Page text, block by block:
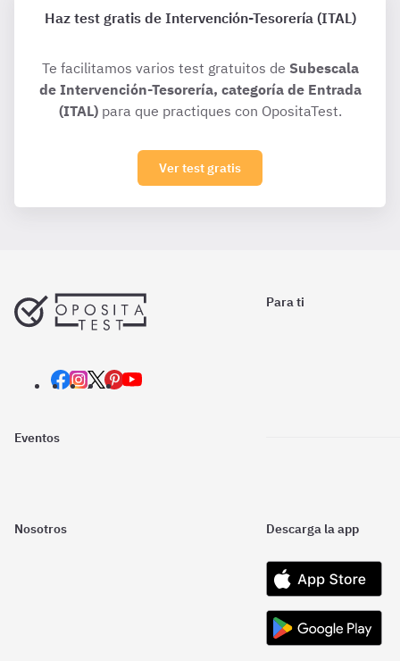
Haz test gratis de Intervención-Tesorería (ITAL)
Te facilitamos varios test gratuitos de Subescala
de Intervención-Tesorería, categoría de Entrada
(ITAL)para que practiques con OpositaTest.
Ver test gratis
Para ti
Eventos
Nosotros Descarga la app